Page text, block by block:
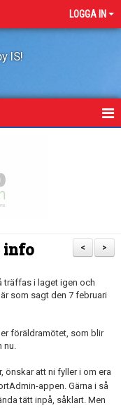
LOGGA IN
IS!
>
<
info
träffas i laget igen och
som sagt den 7 februari
föräldramötet, som blir
nu.
önskar att ni fyller i om era
appen. Gärna i så
tätt inpå, såklart. Men